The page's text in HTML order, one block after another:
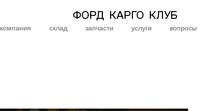
ФОРД КАРГО КЛУБ
компания склад запчасти услуги вопросы